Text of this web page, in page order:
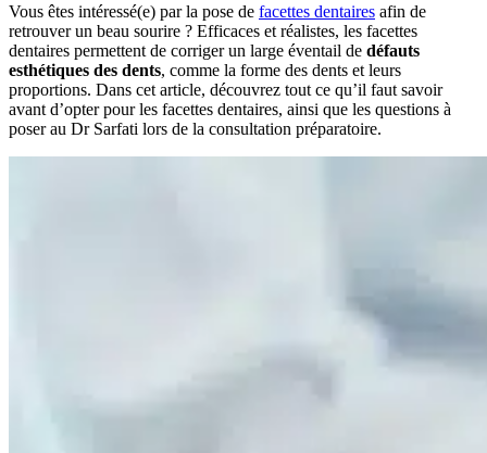
Vous êtes intéressé(e) par la pose de facettes dentaires afin de
retrouver un beau sourire ? Efficaces et réalistes, les facettes
dentaires permettent de corriger un large éventail de défauts
esthétiques des dents, comme la forme des dents et leurs
proportions. Dans cet article, découvrez tout ce qu’il faut savoir
avant d’opter pour les facettes dentaires, ainsi que les questions à
poser au Dr Sarfati lors de la consultation préparatoire.